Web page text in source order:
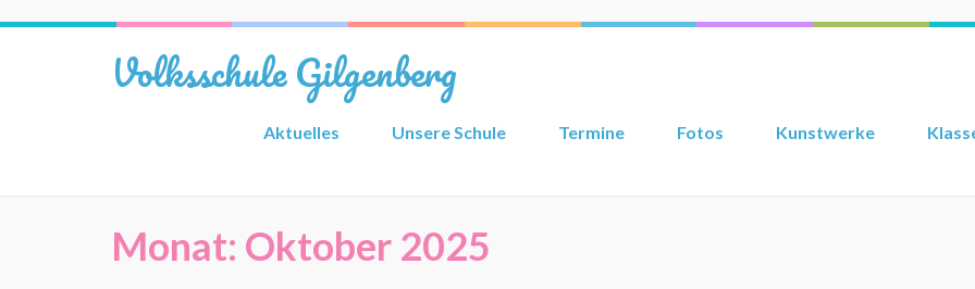
(EingabetasteVolksschule Gilgenberg
Aktuelles Unsere Schule Termine Fotos Kunstwerke
Monat: Oktober 2025